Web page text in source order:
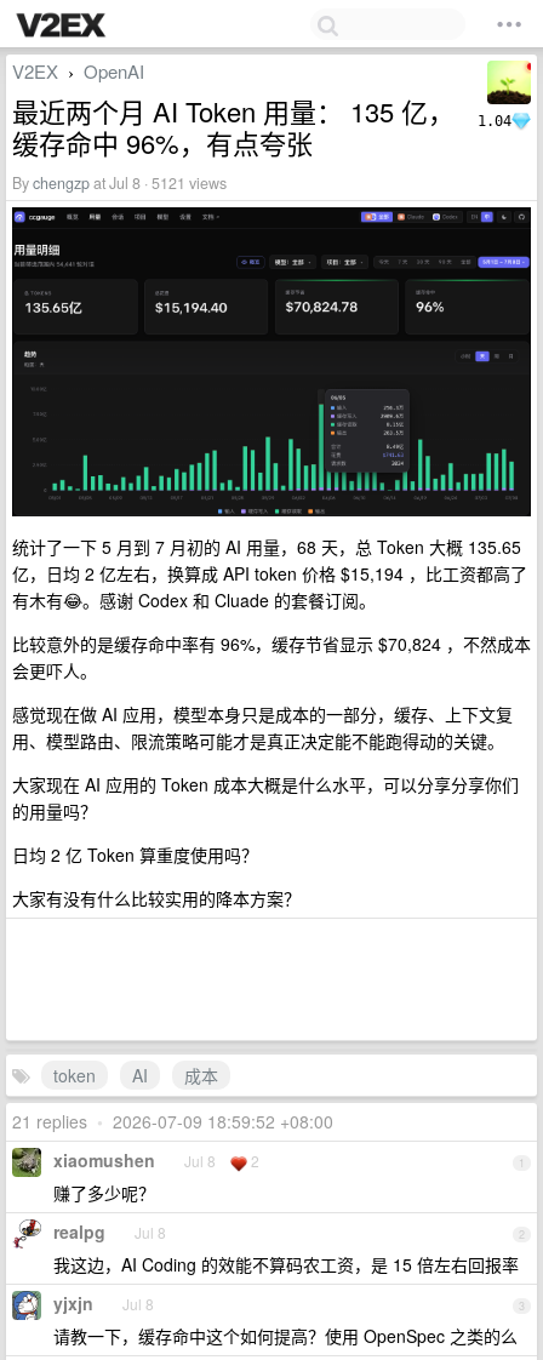
1.04
V2EX › OpenAI
最近两个月 AI Token 用量： 135 亿，
缓存命中 96%，有点夸张
Bychengzpat Jul 8 · 5121 views
统计了一下 5 月到 7 月初的 AI 用量，68 天，总 Token 大概 135.65
亿，日均 2 亿左右，换算成 API token 价格 $15,194 ，比工资都高了
有木有😂。感谢 Codex 和 Cluade 的套餐订阅。
比较意外的是缓存命中率有 96%，缓存节省显示 $70,824 ，不然成本
会更吓人。
感觉现在做 AI 应用，模型本身只是成本的一部分，缓存、上下文复
用、模型路由、限流策略可能才是真正决定能不能跑得动的关键。
大家现在 AI 应用的 Token 成本大概是什么水平，可以分享分享你们
的用量吗？
日均 2 亿 Token 算重度使用吗？
大家有没有什么比较实用的降本方案？
token AI
成本
21 replies • 2026-07-09 18:59:52 +08:00
1
xiaomushen Jul 8 2
赚了多少呢？
2
realpg Jul 8
我这边，AI Coding 的效能不算码农工资，是 15 倍左右回报率
3
yjxjn Jul 8
请教一下，缓存命中这个如何提高？使用 OpenSpec 之类的么